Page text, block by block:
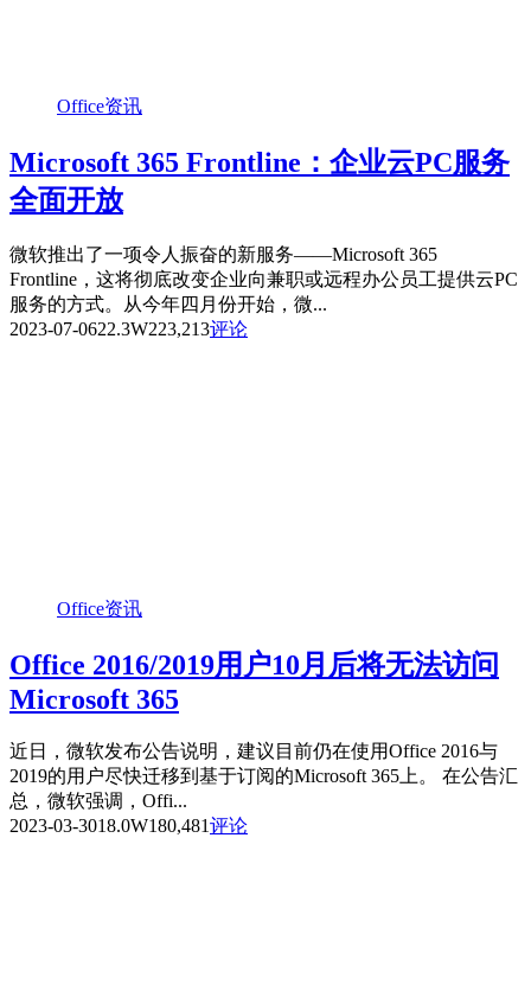
Office资讯
Microsoft 365 Frontline：企业云PC服务
全面开放
微软推出了一项令人振奋的新服务——Microsoft 365
Frontline，这将彻底改变企业向兼职或远程办公员工提供云PC
服务的方式。从今年四月份开始，微...
2023-07-0622.3W223,213评论
Office资讯
Office 2016/2019用户10月后将无法访问
Microsoft 365
近日，微软发布公告说明，建议目前仍在使用Office 2016与
2019的用户尽快迁移到基于订阅的Microsoft 365上。 在公告汇
总，微软强调，Offi...
2023-03-3018.0W180,481评论